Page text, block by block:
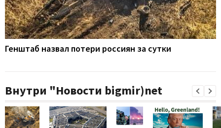
Генштаб назвал потери россиян за сутки
Внутри "Новости bigmir)net